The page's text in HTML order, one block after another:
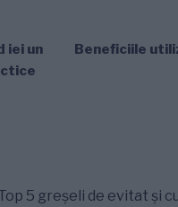
iei un
Beneficiile
5 greșeli de evitat și